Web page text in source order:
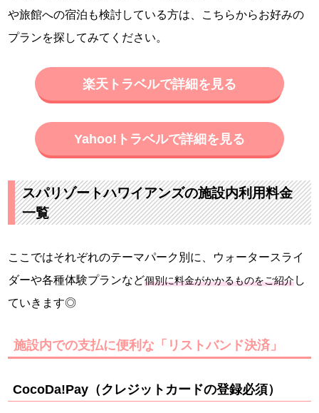
や旅館への宿泊も検討している方は、こちらからお好みの
プランを探してみてください。
楽天トラベルで詳細を見る
Yahoo!トラベルで詳細を見る
スパリゾートハワイアンズの施設内利用料金
一覧
ここではそれぞれのテーマパーク別に、ウォータースライ
ダーや各種体験プランなど個別に料金がかかるものをご紹介し
ていきます◎
施設内での支払に便利な「リストバンド決済」
CocoDa!Pay（クレジットカードの登録必須）